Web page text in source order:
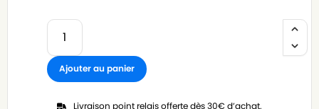
Ajouter au panier
Livraison point relais offerte dès 30€ d’achat.